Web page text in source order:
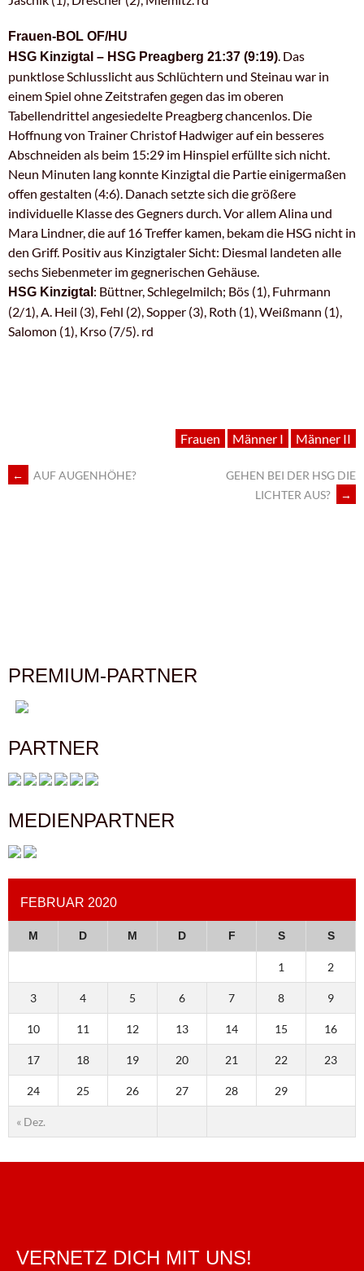
Frauen-BOL OF/HU
HSG Kinzigtal – HSG Preagberg 21:37 (9:19) . Das
punktlose Schlusslicht aus Schlüchtern und Steinau war in
einem Spiel ohne Zeitstrafen gegen das im oberen
Tabellendrittel angesiedelte Preagberg chancenlos. Die
Hoffnung von Trainer Christof Hadwiger auf ein besseres
Abschneiden als beim 15:29 im Hinspiel erfüllte sich nicht.
Neun Minuten lang konnte Kinzigtal die Partie einigermaßen
offen gestalten (4:6). Danach setzte sich die größere
individuelle Klasse des Gegners durch. Vor allem Alina und
Mara Lindner, die auf 16 Treffer kamen, bekam die HSG nicht in
den Griff. Positiv aus Kinzigtaler Sicht: Diesmal landeten alle
sechs Siebenmeter im gegnerischen Gehäuse.
HSG Kinzigtal : Büttner, Schlegelmilch; Bös (1), Fuhrmann
(2/1), A. Heil (3), Fehl (2), Sopper (3), Roth (1), Weißmann (1),
Salomon (1), Krso (7/5). rd
Frauen Männer I Männer II
ARTIKEL-
← AUF AUGENHÖHE?
GEHEN BEI DER HSG DIE
LICHTER AUS?
→
PREMIUM-PARTNER
PARTNER
MEDIENPARTNER
FEBRUAR 2020
M D M D F S S
« Dez.
1 2
3 4 5 6 7 8 9
10 11 12 13 14 15 16
17 18 19 20 21 22 23
24 25 26 27 28 29
VERNETZ DICH MIT UNS!